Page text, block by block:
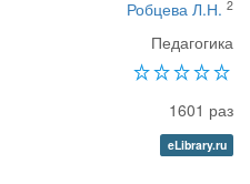
Робцева Л.Н. 2
Педагогика
1601 раз
eLibrary.ru